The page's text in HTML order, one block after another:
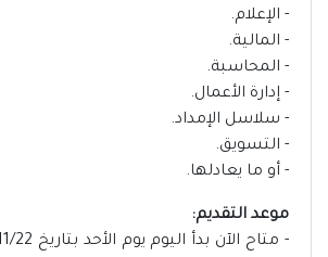
- الإعلام.
- المالية.
- المحاسبة.
- إدارة الأعمال.
- سلاسل الإمداد.
- التسويق.
- أو ما يعادلها.
موعد التقديم: